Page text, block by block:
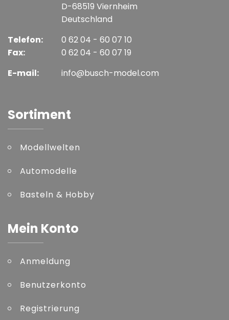
D-68519 Viernheim
Deutschland
Telefon:
Fax:
0 62 04 - 60 07 10
0 62 04 - 60 07 19
E-mail:
info@busch-model.com
Sortiment
Modellwelten
Automodelle
Basteln & Hobby
Mein Konto
Anmeldung
Benutzerkonto
Registrierung